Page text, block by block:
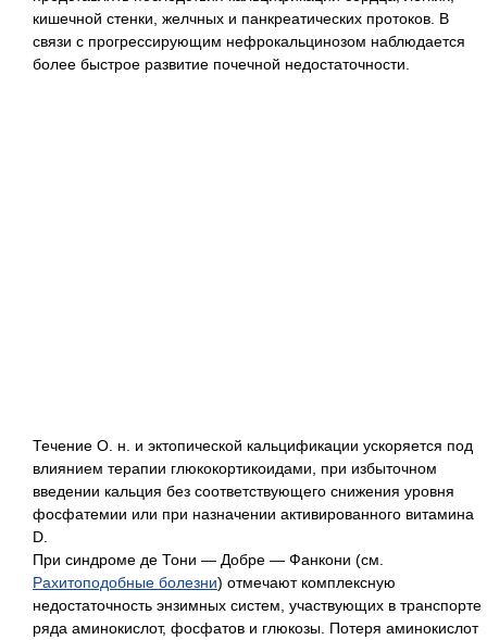
кишечной стенки, желчных и панкреатических протоков. В
связи с прогрессирующим нефрокальцинозом наблюдается
более быстрое развитие почечной недостаточности.
Течение О. н. и эктопической кальцификации ускоряется под
влиянием терапии глюкокортикоидами, при избыточном
введении кальция без соответствующего снижения уровня
фосфатемии или при назначении активированного витамина
D.
При синдроме де Тони — Добре — Фанкони (см.
Рахитоподобные болезни) отмечают комплексную
недостаточность энзимных систем, участвующих в транспорте
ряда аминокислот, фосфатов и глюкозы. Потеря аминокислот